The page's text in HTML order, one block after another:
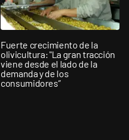
Fuerte crecimiento de la
olivicultura: "La gran tracción
viene desde el lado de la
demanda y de los
consumidores”